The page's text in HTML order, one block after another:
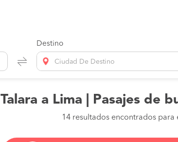
Destino
Ciudad De Destino
Talara a Lima | Pasajes de
14 resultados encontrados para